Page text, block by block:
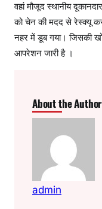
वहां मौजूद स्थानीय
को चेन की मदद से रेस्क्यू
नहर में डूब गया। जिसकी
आपरेशन जारी है ।
About the Author
admin